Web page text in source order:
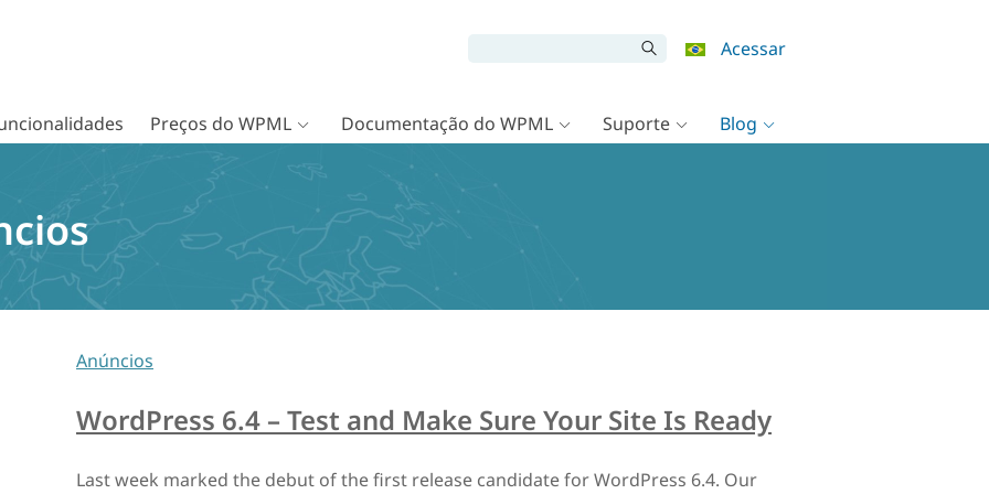
Acessar
Preços do WPML Documentação do WPML Suporte Blog
Anúncios
WordPress 6.4 – Test and Make Sure Your Site Is Ready
Last week marked the debut of the first release candidate for WordPress 6.4. Our